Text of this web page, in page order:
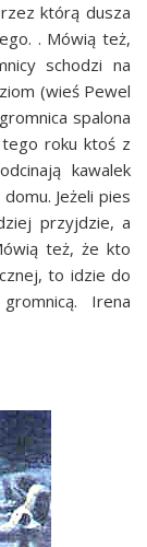
którą dusza
. Mówią też,
schodzi na
(wieś Pewel
spalona
roku ktoś z
kawalek
Jeżeli pies
przyjdzie, a
też, że kto
to idzie do
Irena